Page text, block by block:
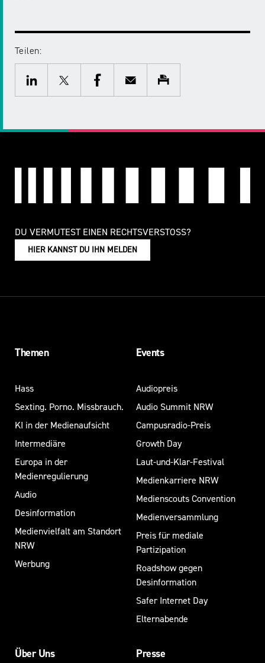
Teilen:
Twitter Facebook
DU VERMUTEST EINEN RECHTSVERSTOSS?
HIER KANNST DU IHN MELDEN
Themen
Hass
Sexting. Porno. Missbrauch.
KI in der Medienaufsicht
Intermediäre
Europa in der
Medienregulierung
Audio
Desinformation
Medienvielfalt am Standort
NRW
Werbung
Events
Audiopreis
Audio Summit NRW
Campusradio-Preis
Growth Day
Laut-und-Klar-Festival
Medienkarriere NRW
Medienscouts Convention
Medienversammlung
Preis für mediale
Partizipation
Roadshow gegen
Desinformation
Safer Internet Day
Elternabende
Über Uns Presse